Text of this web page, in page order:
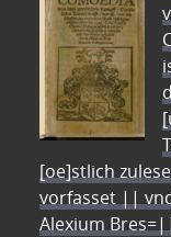
[oe]stlich
vorfasset ||
Alexium